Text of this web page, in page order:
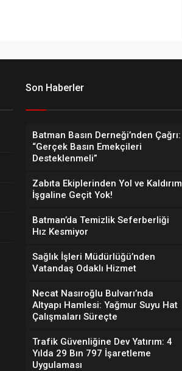
Son Haberler
Batman Basın Derneği’nden Çağrı:
“Gerçek Basın Emekçileri
Desteklenmeli”
Zabıta Ekiplerinden Yol ve Kaldırım
İşgaline Geçit Yok!
Batman’da Temizlik Seferberliği
Hız Kesmiyor
Sağlık İşleri Müdürlüğü’nden
Vatandaş Odaklı Hizmet
Necat Nasıroğlu Bulvarı’nda
Altyapı Hamlesi: Yağmur Suyu Hat
Çalışmaları Süreçte
Trafik Güvenliğine Dev Yatırım: 4
Yılda 29 Bın 797 İşaretleme
Uygulaması